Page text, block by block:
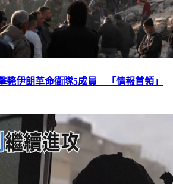
斃伊朗革命衛隊5成員 「情報首領」